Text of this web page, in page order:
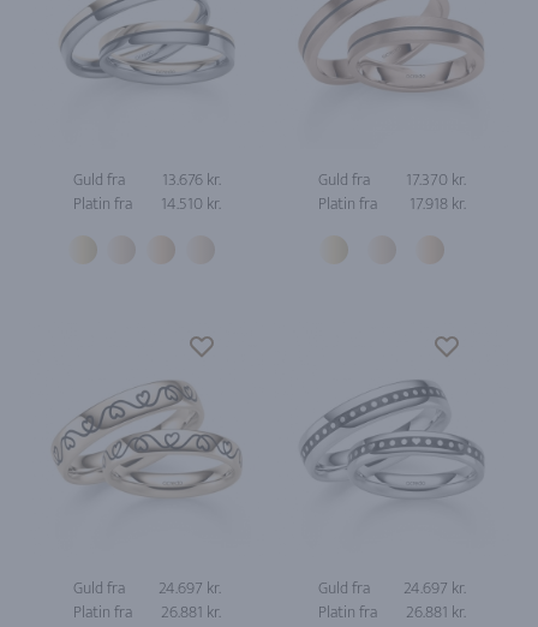
Guld fra
13.676 kr.
Platin fra
14.510 kr.
Guld fra
17.370 kr.
Platin fra
17.918 kr.
Guld fra
24.697 kr.
Platin fra
26.881 kr.
Guld fra
24.697 kr.
Platin fra
26.881 kr.